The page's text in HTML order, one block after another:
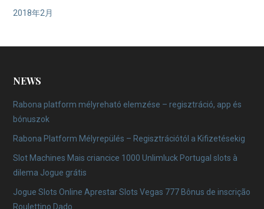
2018年2月
NEWS
Rabona platform mélyreható elemzése – regisztráció, app és
bónuszok
Rabona Platform Mélyrepülés – Regisztrációtól a Kifizetésekig
Slot Machines Mais criancice 1000 Unlimluck Portugal slots à
dilema Jogue grátis
Jogue Slots Online Aprestar Slots Vegas 777 Bônus de inscrição
Roulettino Dado